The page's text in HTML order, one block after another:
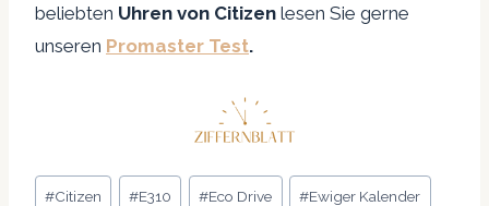
beliebten Uhren von Citizen lesen Sie gerne
unseren Promaster Test.
Schlagworte:
#Citizen #E310 #Eco Drive #Ewiger Kalender